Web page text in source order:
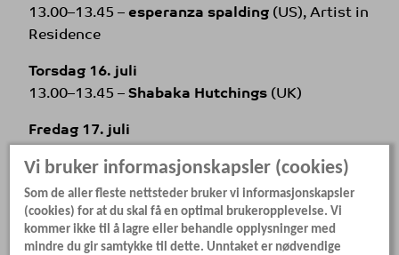
13.00–13.45 – esperanza spalding (US), Artist in
Residence
Torsdag 16. juli
13.00–13.45 – Shabaka Hutchings (UK)
Fredag 17. juli
Moldejazz
13.30–14.00 – Sissel Vera Pettersen, Trondheim
Voices
Vi bruker informasjonskapsler (cookies)
Som de aller fleste nettsteder bruker vi informasjonskapsler
(cookies) for at du skal få en optimal brukeropplevelse. Vi
kommer ikke til å lagre eller behandle opplysninger med
mindre du gir samtykke til dette. Unntaket er nødvendige